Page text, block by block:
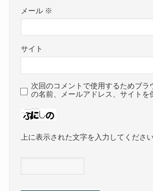
メール ※
サイト
次回のコメントで使用するためブラ
の名前、メールアドレス、サイトを
上に表示された文字を入力してください